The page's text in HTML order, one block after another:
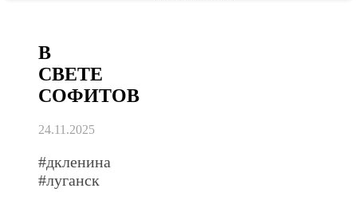
В
СВЕТЕ
СОФИТОВ
24.11.2025
#дкленина
#луганск